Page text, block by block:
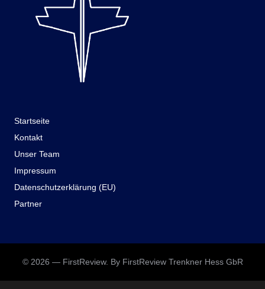
Startseite
Kontakt
Unser Team
Impressum
Datenschutzerklärung (EU)
Partner
© 2026 — FirstReview. By FirstReview Trenkner Hess GbR